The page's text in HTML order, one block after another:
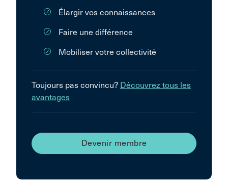
Élargir vos connaissances
Faire une différence
Mobiliser votre collectivité
Toujours pas convincu? Découvrez tous les
avantages
Devenir membre